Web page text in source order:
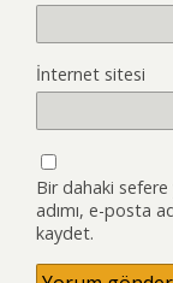
İnternet sitesi
Bir dahaki sefere
adımı, e-posta
kaydet.